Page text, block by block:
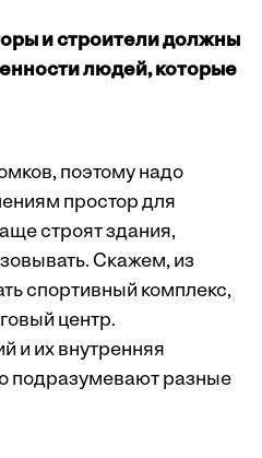
и строители должны
людей, которые
поэтому надо
простор для
строят здания,
Скажем, из
спортивный комплекс,
центр.
и их внутренняя
подразумевают разные